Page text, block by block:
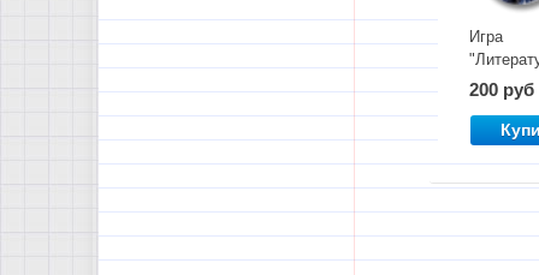
Игра
шпион"
200 руб